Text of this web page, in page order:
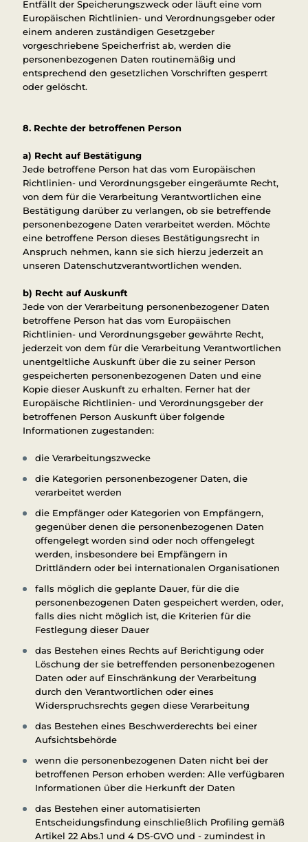
Entfällt der Speicherungszweck oder läuft eine vom
Europäischen Richtlinien- und Verordnungsgeber oder
einem anderen zuständigen Gesetzgeber
vorgeschriebene Speicherfrist ab, werden die
personenbezogenen Daten routinemäßig und
entsprechend den gesetzlichen Vorschriften gesperrt
oder gelöscht.
8. Rechte der betroffenen Person
a) Recht auf Bestätigung
Jede betroffene Person hat das vom Europäischen
Richtlinien- und Verordnungsgeber eingeräumte Recht,
von dem für die Verarbeitung Verantwortlichen eine
Bestätigung darüber zu verlangen, ob sie betreffende
personenbezogene Daten verarbeitet werden. Möchte
eine betroffene Person dieses Bestätigungsrecht in
Anspruch nehmen, kann sie sich hierzu jederzeit an
unseren Datenschutzverantwortlichen wenden.
b) Recht auf Auskunft
Jede von der Verarbeitung personenbezogener Daten
betroffene Person hat das vom Europäischen
Richtlinien- und Verordnungsgeber gewährte Recht,
jederzeit von dem für die Verarbeitung Verantwortlichen
unentgeltliche Auskunft über die zu seiner Person
gespeicherten personenbezogenen Daten und eine
Kopie dieser Auskunft zu erhalten. Ferner hat der
Europäische Richtlinien- und Verordnungsgeber der
betroffenen Person Auskunft über folgende
Informationen zugestanden:
die Verarbeitungszwecke
die Kategorien personenbezogener Daten, die
verarbeitet werden
die Empfänger oder Kategorien von Empfängern,
gegenüber denen die personenbezogenen Daten
offengelegt worden sind oder noch offengelegt
werden, insbesondere bei Empfängern in
Drittländern oder bei internationalen Organisationen
falls möglich die geplante Dauer, für die die
personenbezogenen Daten gespeichert werden, oder,
falls dies nicht möglich ist, die Kriterien für die
Festlegung dieser Dauer
das Bestehen eines Rechts auf Berichtigung oder
Löschung der sie betreffenden personenbezogenen
Daten oder auf Einschränkung der Verarbeitung
durch den Verantwortlichen oder eines
Widerspruchsrechts gegen diese Verarbeitung
das Bestehen eines Beschwerderechts bei einer
Aufsichtsbehörde
wenn die personenbezogenen Daten nicht bei der
betroffenen Person erhoben werden: Alle verfügbaren
Informationen über die Herkunft der Daten
das Bestehen einer automatisierten
Entscheidungsfindung einschließlich Profiling gemäß
Artikel 22 Abs.1 und 4 DS-GVO und - zumindest in